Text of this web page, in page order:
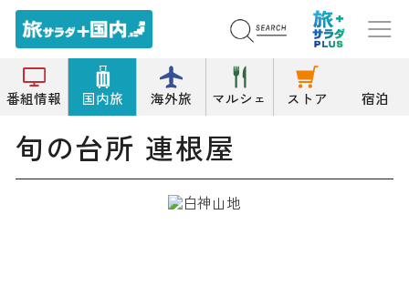
番組情報 国内旅 海外旅 マルシェ ストア 宿泊
トップ 郷土料理 旬の台所 連根屋
旬の台所 連根屋